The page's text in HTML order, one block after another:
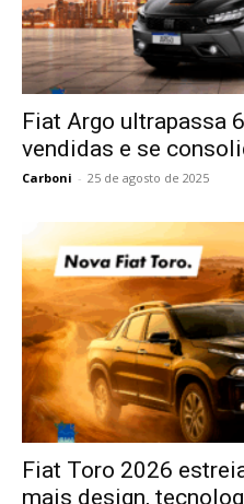
Fiat Argo ultrapassa
vendidas e se
Carboni - 25 de agosto de 2025
Fiat Toro 2026
mais design,